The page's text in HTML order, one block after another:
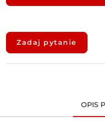
Dostępność
dostawa
Zadaj pytanie
OPIS